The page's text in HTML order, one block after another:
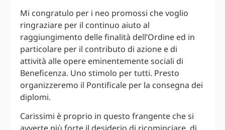
Mi congratulo per i neo promossi che voglio
ringraziare per il continuo aiuto al
raggiungimento delle finalità dell’Ordine ed in
particolare per il contributo di azione e di
attività alle opere eminentemente sociali di
Beneficenza. Uno stimolo per tutti. Presto
organizzeremo il Pontificale per la consegna dei
diplomi.
Carissimi è proprio in questo frangente che si